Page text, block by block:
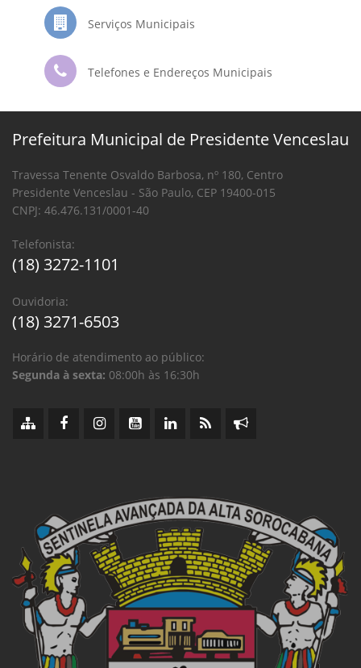
Serviços Municipais
Telefones e Endereços Municipais
Prefeitura Municipal de Presidente Venceslau
Travessa Tenente Osvaldo Barbosa, nº 180, Centro
Presidente Venceslau - São Paulo, CEP 19400-015
CNPJ: 46.476.131/0001-40
Telefonista:
(18) 3272-1101
Ouvidoria:
(18) 3271-6503
Horário de atendimento ao público:
Segunda à sexta: 08:00h às 16:30h